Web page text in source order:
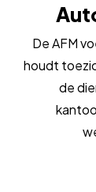
De AFM
houdt
de